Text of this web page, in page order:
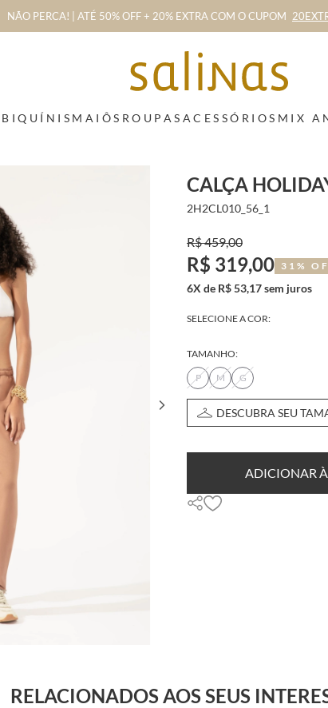
NÃO PERCA! | ATÉ 50% OFF + 20% EXTRA COM O CUPOM
BIQUÍNIS MAIÔS ROUPAS ACESSÓRIOS MIX
CALÇA
2H2CL010_56_1
R$ 459,00
R$ 319,00 31%
6X de R$ 53,17 sem juros
SELECIONE A COR:
TAMANHO:
P
M G
DESCUBRA SEU
ADICIONAR
RELACIONADOS AOS SEUS